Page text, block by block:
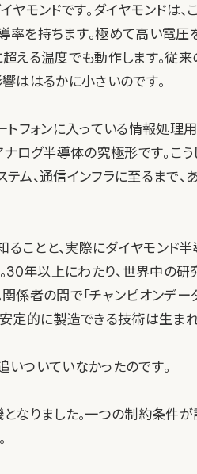
ヤモンドです。ダイヤモンドは
率を持ちます。極めて高い電
える温度でも動作します。従
ははるかに小さいのです。
トフォンに入っている情報処理
ログ半導体の究極形です。こう
ム、通信インフラに至るまで、
ることと、実際にダイヤモンド
30年以上にわたり、世界中の
係者の間で「チャンピオンデー
定的に製造できる技術は生まれ
ついていなかったのです。
なりました。一つの制約条件が